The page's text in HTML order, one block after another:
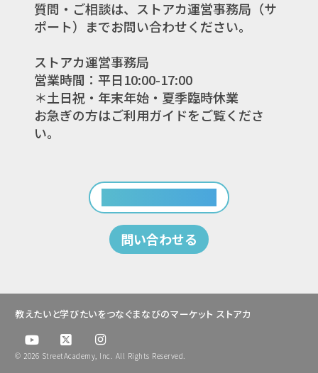
質問・ご相談は、ストアカ運営事務局（サ
ポート）までお問い合わせください。
ストアカ運営事務局
営業時間：平日10:00-17:00
＊土日祝・年末年始・夏季臨時休業
お急ぎの方はご利用ガイドをご覧くださ
い。
問い合わせる
教えたいと学びたいをつなぐまなびのマーケット ストアカ
© 2026 StreetAcademy, Inc. All Rights Reserved.